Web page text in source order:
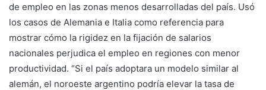
de empleo en las zonas menos desarrolladas del país. Usó
los casos de Alemania e Italia como referencia para
mostrar cómo la rigidez en la fijación de salarios
nacionales perjudica el empleo en regiones con menor
productividad. “Si el país adoptara un modelo similar al
alemán, el noroeste argentino podría elevar la tasa de